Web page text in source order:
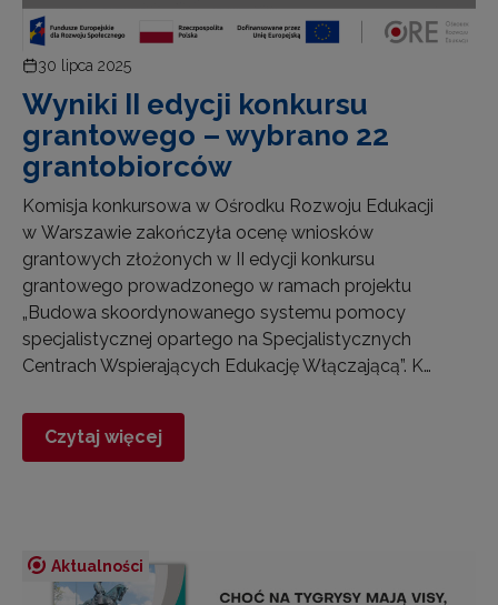
30 lipca 2025
Wyniki II edycji konkursu
grantowego – wybrano 22
grantobiorców
Komisja konkursowa w Ośrodku Rozwoju Edukacji
w Warszawie zakończyła ocenę wniosków
grantowych złożonych w II edycji konkursu
grantowego prowadzonego w ramach projektu
„Budowa skoordynowanego systemu pomocy
specjalistycznej opartego na Specjalistycznych
Centrach Wspierających Edukację Włączającą”. K…
Czytaj więcej
Aktualności